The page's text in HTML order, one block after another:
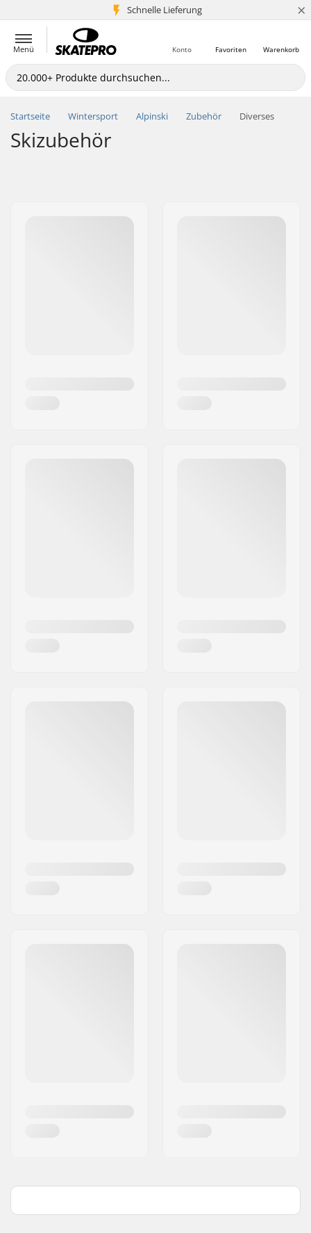
Schnelle Lieferung
5+ Mio. Kunden ×
Menü Warenkorb
Favoriten
Konto
Startseite Wintersport Alpinski Zubehör Diverses
Skizubehör